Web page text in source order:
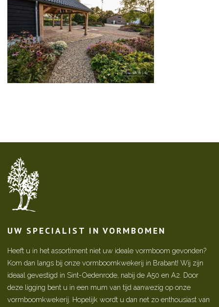
UW SPECIALIST IN VORMBOMEN
Heeft u in het assortiment niet uw ideale vormboom gevonden?
Kom dan langs bij onze vormboomkwekerij in Brabant! Wij zijn
ideaal gevestigd in Sint-Oedenrode, nabij de A50 en A2. Door
deze ligging bent u in een mum van tijd aanwezig op onze
vormboomkwekerij. Hopelijk wordt u dan net zo enthousiast van